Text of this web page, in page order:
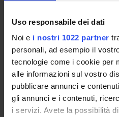
Uso responsabile dei dati
Noi e i nostri 1022 partner
personali, ad esempio il
tecnologie come i cookie per
alle informazioni sul vostro
pubblicare annunci e
gli annunci e i contenuti,
i servizi. Avete la possibilità
OFFERTA FORMATIVA
CORSI DI STUDIO
DOTTORATI, MASTER E
Contatti
Persone